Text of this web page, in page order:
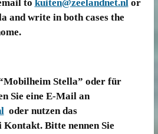
to kuiten@zeelandnet.nl or
and write in both cases the
Stella” oder für
Sie eine E-Mail an
oder nutzen das
Bitte nennen Sie